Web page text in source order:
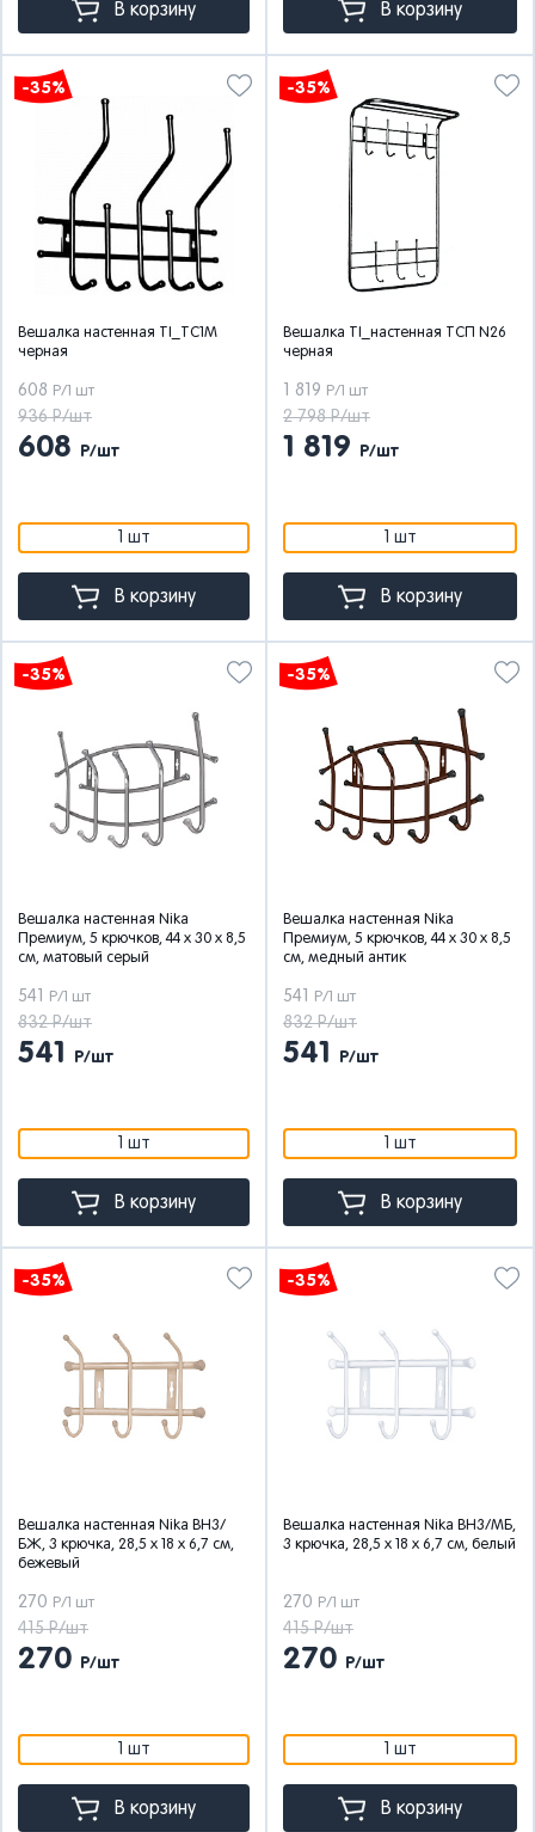
В корзину В корзину
-35%
Вешалка настенная TI_ТС1М
черная
608 Р/1 шт
936 Р/шт
608 Р/шт
1 шт
В корзину
-35%
Вешалка TI_настенная ТСП N26
черная
1 819 Р/1 шт
2 798 Р/шт
1 819 Р/шт
1 шт
В корзину
-35%
Вешалка настенная Nika
Премиум, 5 крючков, 44 x 30 x 8,5
см, матовый серый
541 Р/1 шт
832 Р/шт
541 Р/шт
1 шт
В корзину
-35%
Вешалка настенная Nika
Премиум, 5 крючков, 44 x 30 x 8,5
см, медный антик
541 Р/1 шт
832 Р/шт
541 Р/шт
1 шт
В корзину
-35%
Вешалка настенная Nika ВН3/
БЖ, 3 крючка, 28,5 x 18 x 6,7 см,
бежевый
270 Р/1 шт
415 Р/шт
270 Р/шт
1 шт
В корзину
-35%
Вешалка настенная Nika ВН3/МБ,
3 крючка, 28,5 x 18 x 6,7 см, белый
270 Р/1 шт
415 Р/шт
270 Р/шт
1 шт
В корзину